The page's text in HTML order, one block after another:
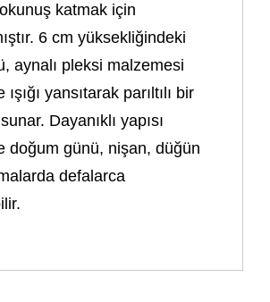
katmak için
6 cm yüksekliğindeki
aynalı pleksi malzemesi
yansıtarak parıltılı bir
Dayanıklı yapısı
doğum günü, nişan, düğün
defalarca